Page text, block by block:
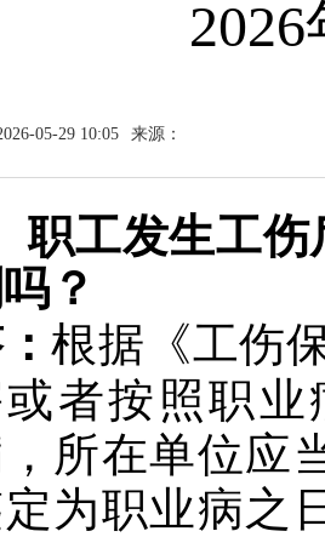
05-29 10:05 来源：
职工发生工
？
根据《工伤
者按照职
所在单位应
为职业病之